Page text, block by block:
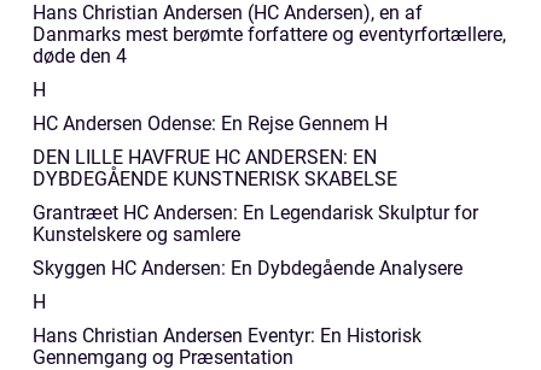
Hans Christian Andersen (HC Andersen), en af
Danmarks mest berømte forfattere og eventyrfortællere,
døde den 4
H
HC Andersen Odense: En Rejse Gennem H
DEN LILLE HAVFRUE HC ANDERSEN: EN
DYBDEGÅENDE KUNSTNERISK SKABELSE
Grantræet HC Andersen: En Legendarisk Skulptur for
Kunstelskere og samlere
Skyggen HC Andersen: En Dybdegående Analysere
H
Hans Christian Andersen Eventyr: En Historisk
Gennemgang og Præsentation